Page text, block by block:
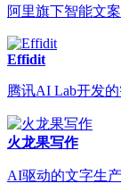
阿里旗下智能文
Effidit
腾讯AI Lab开发
火龙果写作
AI驱动的文字生